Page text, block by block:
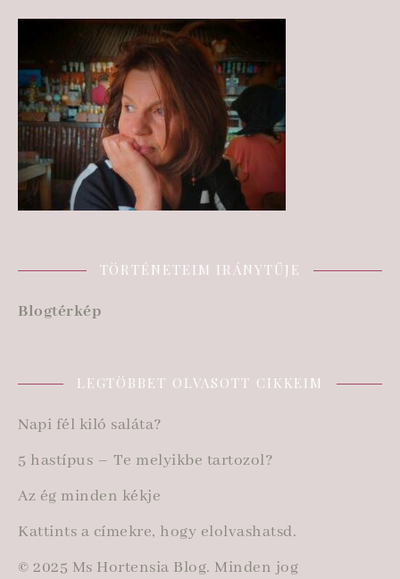
TÖRTÉNETEIM IRÁNYTŰJE
Blogtérkép
LEGTÖBBET OLVASOTT CIKKEIM
Napi fél kiló saláta?
5 hastípus – Te melyikbe tartozol?
Az ég minden kékje
Kattints a címekre, hogy elolvashatsd.
© 2025 Ms Hortensia Blog. Minden jog